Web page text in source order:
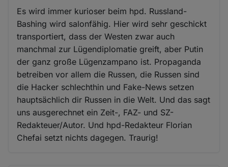
Es wird immer kurioser beim hpd. Russland-
Bashing wird salonfähig. Hier wird sehr geschickt
transportiert, dass der Westen zwar auch
manchmal zur Lügendiplomatie greift, aber Putin
der ganz große Lügenzampano ist. Propaganda
betreiben vor allem die Russen, die Russen sind
die Hacker schlechthin und Fake-News setzen
hauptsächlich dir Russen in die Welt. Und das sagt
uns ausgerechnet ein Zeit-, FAZ- und SZ-
Redakteuer/Autor. Und hpd-Redakteur Florian
Chefai setzt nichts dagegen. Traurig!